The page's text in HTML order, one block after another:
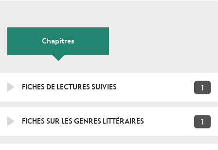
Chapitres
FICHES DE LECTURES SUIVIES 1
FICHES SUR LES GENRES LITTÉRAIRES 1